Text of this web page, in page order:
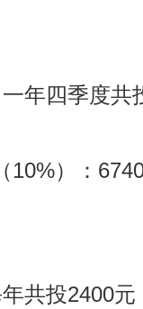
四季度共
）：
投2400元